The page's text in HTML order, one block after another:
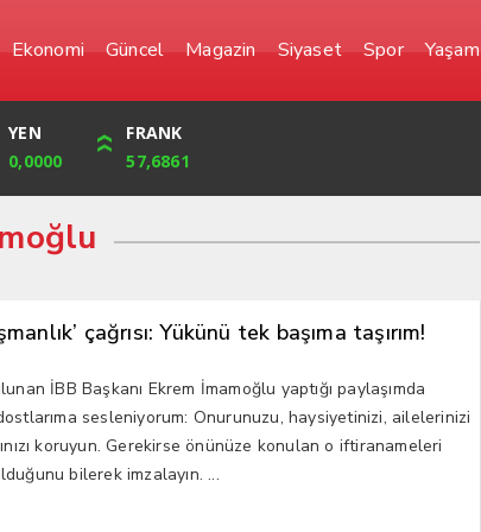
Ekonomi Güncel Magazin Siyaset Spor Yaşam
YEN
0,0000
FRANK
57,6861
CUMHURİYET
42,104,00
çağrısı: Yükünü tek başıma taşırım!
İBB Başkanı Ekrem İmamoğlu yaptığı paylaşımda
sesleniyorum: Onurunuzu, haysiyetinizi, ailelerinizi
koruyun. Gerekirse önünüze konulan o iftiranameleri
bilerek imzalayın. ...